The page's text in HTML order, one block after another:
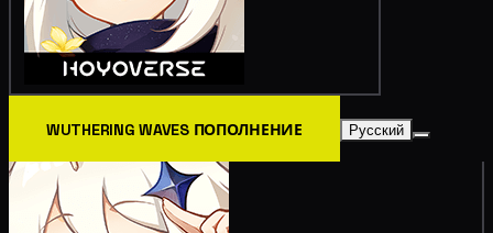
WUTHERING WAVES ПОПОЛНЕНИЕ Русский